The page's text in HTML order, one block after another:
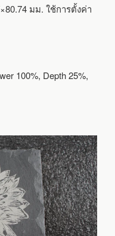
มม. ใช้การตั้งค่า
100%, Depth 25%,